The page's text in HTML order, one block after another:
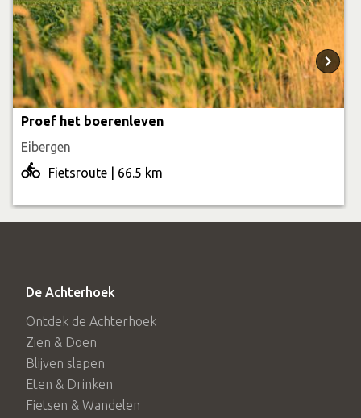
Proef het boerenleven
Eibergen
Fietsroute | 66.5 km
De Achterhoek
Ontdek de Achterhoek
Zien & Doen
Blijven slapen
Eten & Drinken
Fietsen & Wandelen